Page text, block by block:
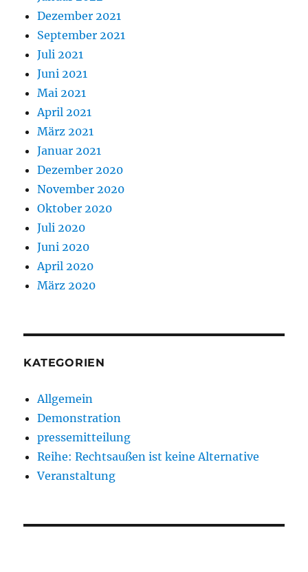
Dezember 2021
September 2021
Juli 2021
Juni 2021
Mai 2021
April 2021
März 2021
Januar 2021
Dezember 2020
November 2020
Oktober 2020
Juli 2020
Juni 2020
April 2020
März 2020
KATEGORIEN
Allgemein
Demonstration
pressemitteilung
Reihe: Rechtsaußen ist keine Alternative
Veranstaltung